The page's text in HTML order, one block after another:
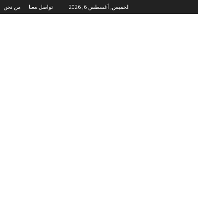
الخميس, أغسطس 6, 2026 من نحن تواصل معنا